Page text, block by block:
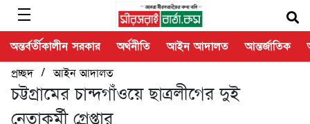
অন্তর্বর্তীকালীন সরকার অর্থনীতি আইন আদালত আন্তর্জাতিক
প্রচ্ছদ/আইন আদালত
চট্টগ্রামের চান্দগাঁওয়ে ছাত্রলীগের দুই